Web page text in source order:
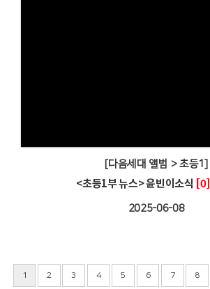
[다음세대 앨범 > 초등1]
<초등1부 뉴스> 윤빈이소식 [0]
2025-06-08
1 2 3 4 5 6 7 8